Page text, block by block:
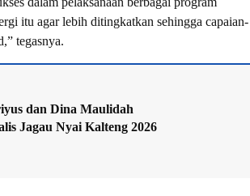
itu agar lebih ditingkatkan sehingga capaian-
tegasnya.
dan Dina Maulidah
Jagau Nyai Kalteng 2026